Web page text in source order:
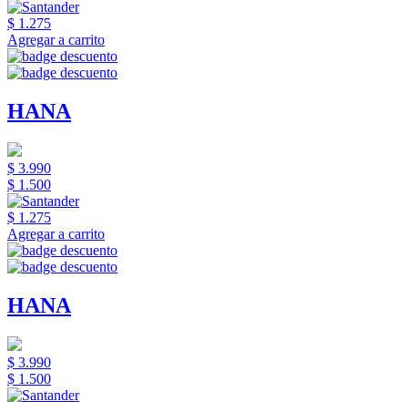
$ 1.275
Agregar a carrito
HANA
$ 3.990
$ 1.500
$ 1.275
Agregar a carrito
HANA
$ 3.990
$ 1.500